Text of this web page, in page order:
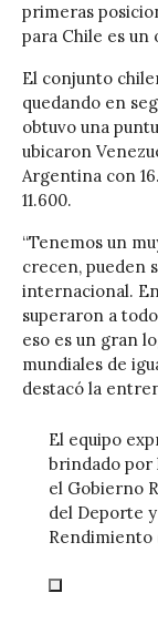
primeras
para Chile es un
El conjunto
quedando en
obtuvo una
ubicaron
Argentina con
11.600.
“Tenemos un
crecen, pueden
internacional.
superaron a
eso es un gran
mundiales de
destacó la
El equipo
brindado por
el Gobierno
del Deporte
Rendimiento